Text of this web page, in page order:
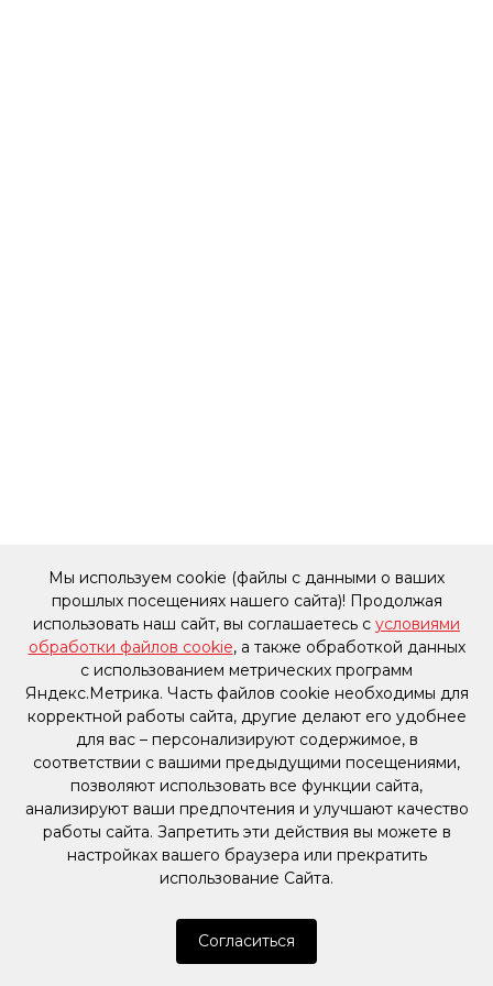
Мы используем cookie (файлы с данными о ваших
прошлых посещениях нашего сайта)! Продолжая
использовать наш сайт, вы соглашаетесь с условиями
обработки файлов cookie, а также обработкой данных
с использованием метрических программ
Яндекс.Метрика. Часть файлов cookie необходимы для
корректной работы сайта, другие делают его удобнее
для вас – персонализируют содержимое, в
соответствии с вашими предыдущими посещениями,
позволяют использовать все функции сайта,
анализируют ваши предпочтения и улучшают качество
работы сайта. Запретить эти действия вы можете в
настройках вашего браузера или прекратить
использование Сайта.
Согласиться